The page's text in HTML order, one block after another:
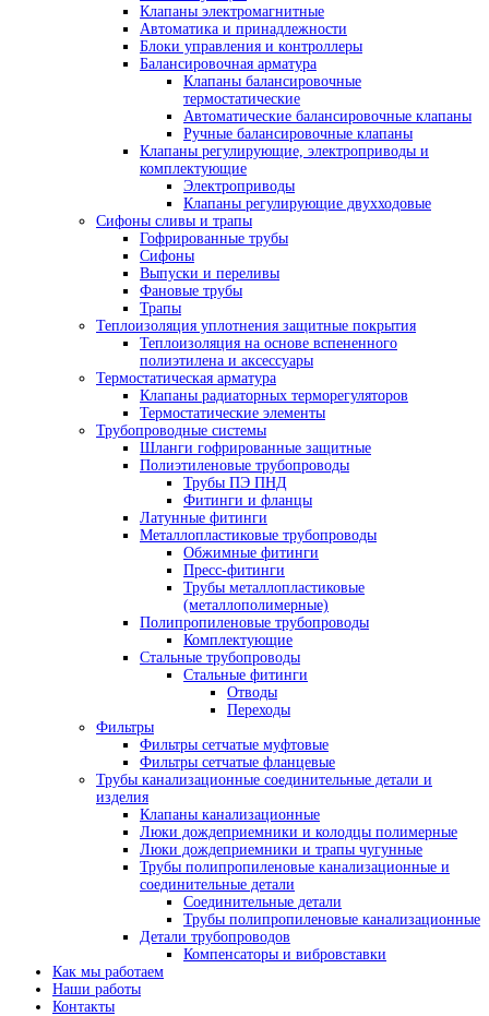
Клапаны электромагнитные
Автоматика и принадлежности
Блоки управления и контроллеры
Балансировочная арматура
Клапаны балансировочные
термостатические
Автоматические балансировочные клапаны
Ручные балансировочные клапаны
Клапаны регулирующие, электроприводы и
комплектующие
Электроприводы
Клапаны регулирующие двухходовые
Сифоны сливы и трапы
Гофрированные трубы
Сифоны
Выпуски и переливы
Фановые трубы
Трапы
Теплоизоляция уплотнения защитные покрытия
Теплоизоляция на основе вспененного
полиэтилена и аксессуары
Термостатическая арматура
Клапаны радиаторных терморегуляторов
Термостатические элементы
Трубопроводные системы
Шланги гофрированные защитные
Полиэтиленовые трубопроводы
Трубы ПЭ ПНД
Фитинги и фланцы
Латунные фитинги
Металлопластиковые трубопроводы
Обжимные фитинги
Пресс-фитинги
Трубы металлопластиковые
(металлополимерные)
Полипропиленовые трубопроводы
Комплектующие
Стальные трубопроводы
Стальные фитинги
Отводы
Переходы
Фильтры
Фильтры сетчатые муфтовые
Фильтры сетчатые фланцевые
Трубы канализационные соединительные детали и
изделия
Клапаны канализационные
Люки дождеприемники и колодцы полимерные
Люки дождеприемники и трапы чугунные
Трубы полипропиленовые канализационные и
соединительные детали
Соединительные детали
Трубы полипропиленовые канализационные
Детали трубопроводов
Компенсаторы и вибровставки
Как мы работаем
Наши работы
Контакты